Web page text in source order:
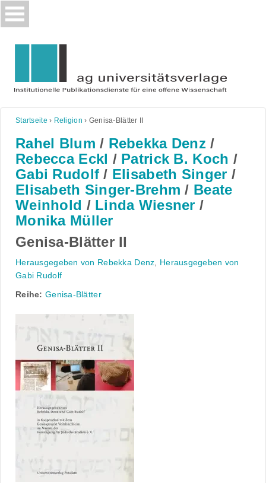
Skip
to
Startseite › Religion › Genisa-Blätter II
Rahel Blum / Rebekka Denz /
Rebecca Eckl / Patrick B. Koch /
Gabi Rudolf / Elisabeth Singer /
Elisabeth Singer-Brehm / Beate
Weinhold / Linda Wiesner /
Monika Müller
Genisa-Blätter II
Herausgegeben von Rebekka Denz, Herausgegeben von
Gabi Rudolf
Reihe: Genisa-Blätter